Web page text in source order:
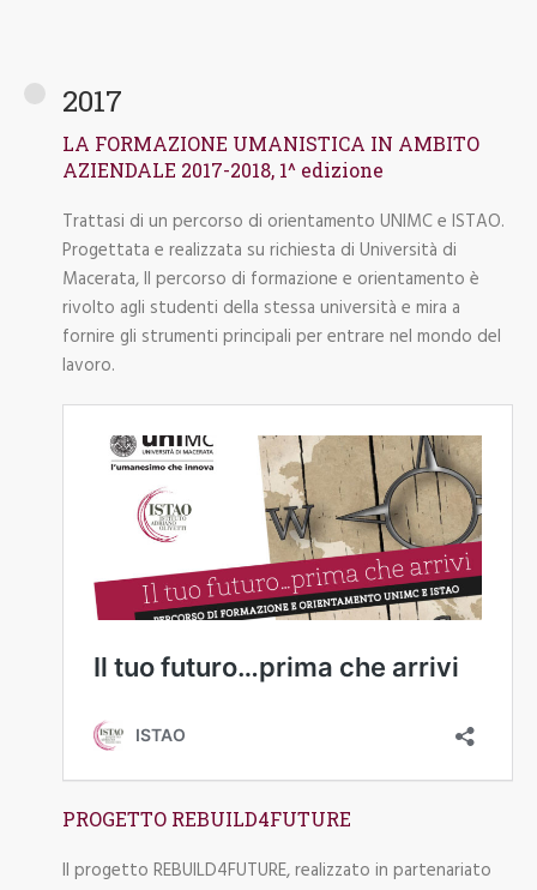
2017
LA FORMAZIONE UMANISTICA IN AMBITO
AZIENDALE 2017-2018, 1^ edizione
Trattasi di un percorso di orientamento UNIMC e ISTAO.
Progettata e realizzata su richiesta di Università di
Macerata, Il percorso di formazione e orientamento è
rivolto agli studenti della stessa università e mira a
fornire gli strumenti principali per entrare nel mondo del
lavoro.
PROGETTO REBUILD4FUTURE
Il progetto REBUILD4FUTURE, realizzato in partenariato